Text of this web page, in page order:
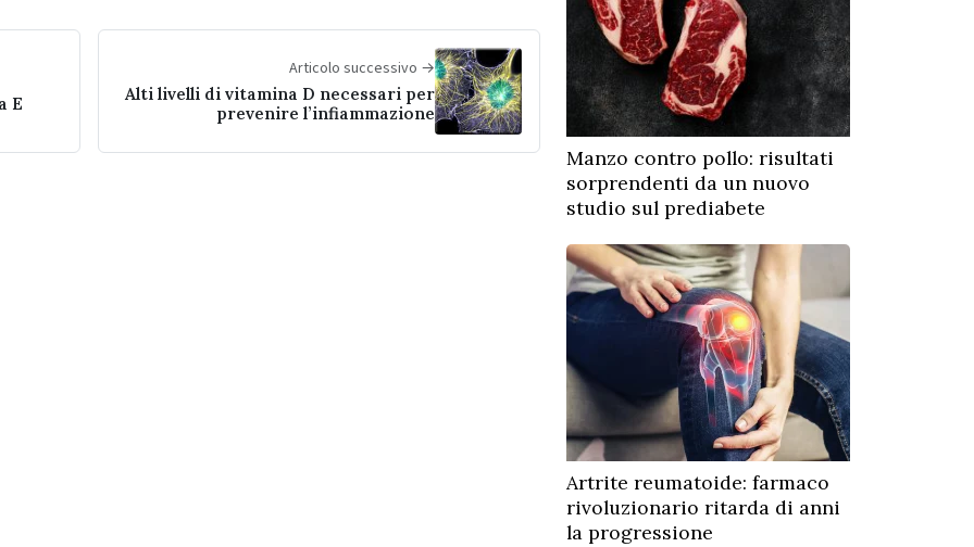
E
Articolo successivo →
Alti livelli di vitamina D necessari per
prevenire l’infiammazione
Manzo contro pollo: risultati
sorprendenti da un nuovo
studio sul prediabete
Artrite reumatoide: farmaco
rivoluzionario ritarda di anni
la progressione